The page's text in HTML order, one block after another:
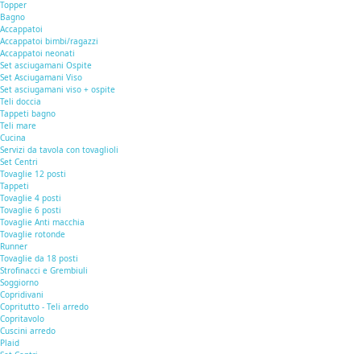
Topper
Bagno
Accappatoi
Accappatoi bimbi/ragazzi
Accappatoi neonati
Set asciugamani Ospite
Set Asciugamani Viso
Set asciugamani viso + ospite
Teli doccia
Tappeti bagno
Teli mare
Cucina
Servizi da tavola con tovaglioli
Set Centri
Tovaglie 12 posti
Tappeti
Tovaglie 4 posti
Tovaglie 6 posti
Tovaglie Anti macchia
Tovaglie rotonde
Runner
Tovaglie da 18 posti
Strofinacci e Grembiuli
Soggiorno
Copridivani
Copritutto - Teli arredo
Copritavolo
Cuscini arredo
Plaid